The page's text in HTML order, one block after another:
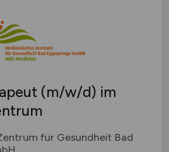
(m/w/d) im
für Gesundheit Bad